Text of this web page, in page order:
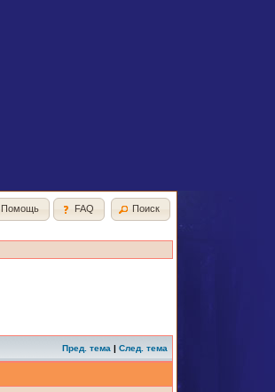
Помощь FAQ
Поиск
Пред. тема | След. тема